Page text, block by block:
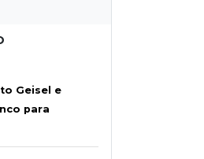
Geisel e
para